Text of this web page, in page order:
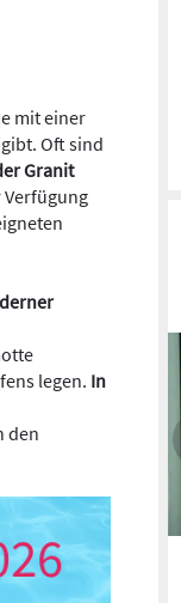
mit einer
Oft sind
Granit
Verfügung
legen. In
den